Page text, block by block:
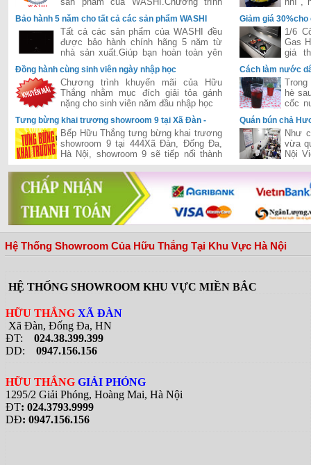
được đánh giá là lớn nhất năm 2015
của hãng WASHI
Bảo hành 5 năm cho tất cả các sản phẩm WASHI
Tất cả các sản phẩm của WASHI đều
được bảo hành chính hãng 5 năm từ
nhà sản xuất.Giúp bạn hoàn toàn yên
tâm trong suốt quá trình sử dụng.
Đồng hành cùng sinh viên ngày nhập học
Chương trình khuyến mãi của Hữu
Thắng nhằm mục đích giải tỏa gánh
nặng cho sinh viên năm đầu nhập học
Tưng bừng khai trương showroom 9 tại Xã Đàn -
Đống Đa - Hà NộiBếp Hữu Thắng tưng bừng khai trương
showroom 9 tại 444Xã Đàn, Đống Đa,
Hà Nội, showroom 9 sẽ tiếp nối thành
công của chuỗi siêu thị của Hữu Thắng
đã khai trương và hiện đang vận hành
hiệu quả trên cả hai miền Nam-Bắc,
đưa Hữu Thắng gần hơn với vị trí nhà
phân phối hàng đầu bếp và thiết bị bếp
tại Việt Nam
Giảm giá
1/6
Gas
giá
tiếng
Cách làm nước
hè
cốc
thì
Quán bún chả
khi đón TổngNhư
vừa
Nội
tổng
quán
Hệ Thống Showroom Của Hữu Thắng Tại Khu Vực Hà Nội
HỆ THỐNG SHOWROOM KHU VỰC MIỀN BẮC
HỮU THẮNG XÃ ĐÀN
Xã Đàn, Đống Đa, HN
ĐT: 024.38.399.399
DD:
0947.156.156
HỮU THẮNG GIẢI PHÓNG
1295/2 Giải Phóng, Hoàng Mai, Hà Nội
ĐT: 024.3793.9999
DĐ: 0947.156.156